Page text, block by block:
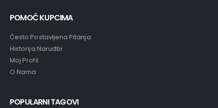
POMOĆ KUPCIMA
Često Postavljena Pitanja
Historija Naruđbi
Moj Profil
O Nama
POPULARNI TAGOVI